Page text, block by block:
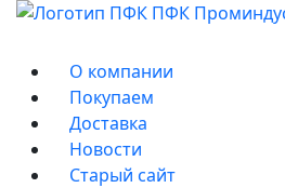
О компании
Покупаем
Доставка
Новости
Старый сайт